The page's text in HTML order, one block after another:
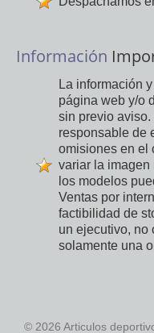
Información
La información
página web y/o
sin previo
responsable de
omisiones en el
variar la imagen
los modelos
Ventas por
factibilidad de
un ejecutivo, no
solamente una
© 2026 Articulos